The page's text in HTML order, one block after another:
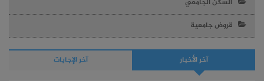
السكن الجامعي
قروض جامعية
آخر الأخبار آخر الإجابات